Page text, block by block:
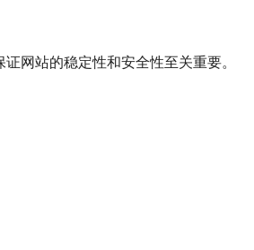
网站的稳定性和安全性至关重要。